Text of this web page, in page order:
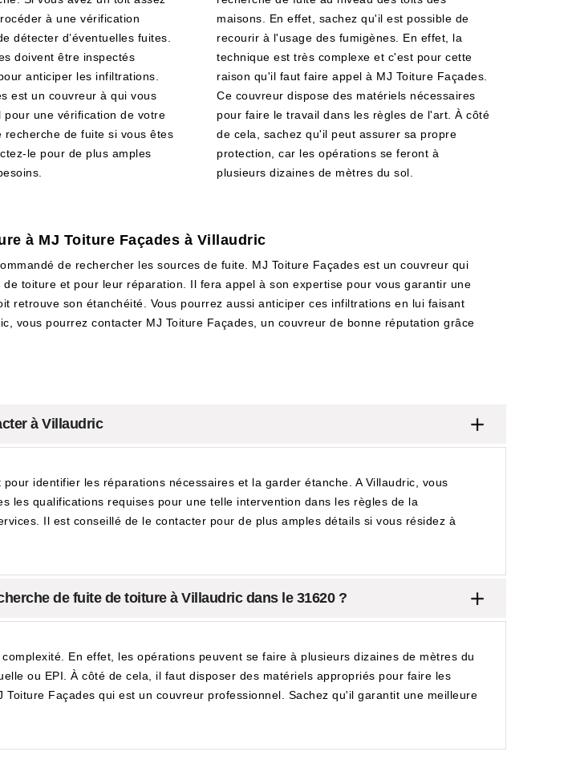
à une vérification
détecter d’éventuelles fuites.
doivent être inspectés
anticiper les infiltrations.
est un couvreur à qui vous
pour une vérification de votre
recherche de fuite si vous êtes
le pour de plus amples
maisons. En effet, sachez qu'il est possible de
recourir à l'usage des fumigènes. En effet, la
technique est très complexe et c'est pour cette
raison qu'il faut faire appel à MJ Toiture Façades.
Ce couvreur dispose des matériels nécessaires
pour faire le travail dans les règles de l'art. À côté
de cela, sachez qu'il peut assurer sa propre
protection, car les opérations se feront à
plusieurs dizaines de mètres du sol.
à MJ Toiture Façades à Villaudric
de rechercher les sources de fuite. MJ Toiture Façades est un couvreur qui
toiture et pour leur réparation. Il fera appel à son expertise pour vous garantir une
retrouve son étanchéité. Vous pourrez aussi anticiper ces infiltrations en lui faisant
vous pourrez contacter MJ Toiture Façades, un couvreur de bonne réputation grâce
à Villaudric
identifier les réparations nécessaires et la garder étanche. A Villaudric, vous
les qualifications requises pour une telle intervention dans les règles de la
Il est conseillé de le contacter pour de plus amples détails si vous résidez à
de fuite de toiture à Villaudric dans le 31620 ?
En effet, les opérations peuvent se faire à plusieurs dizaines de mètres du
ou EPI. À côté de cela, il faut disposer des matériels appropriés pour faire les
Façades qui est un couvreur professionnel. Sachez qu'il garantit une meilleure